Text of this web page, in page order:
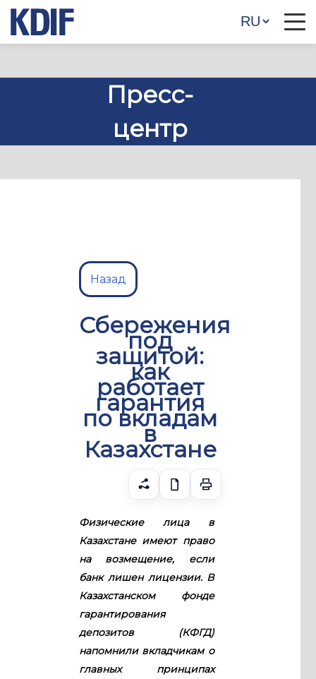
Пресс-
центр
Назад
Сбережения
под
защитой:
как
работает
гарантия
по вкладам
в
Казахстане
Физические лица в
Казахстане имеют право
на возмещение, если
банк лишен лицензии. В
Казахстанском фонде
гарантирования
депозитов (КФГД)
напомнили вкладчикам о
главных принципах